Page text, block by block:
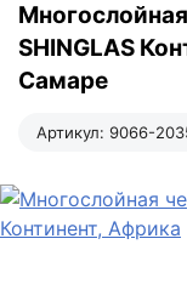
SHINGLAS
Самаре
Артикул: 9066-